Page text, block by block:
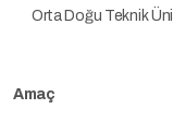
Orta Doğu Teknik
Amaç